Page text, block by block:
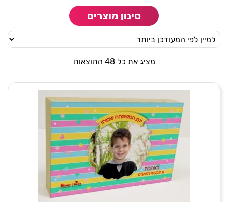
סינון מוצרים
מציג את כל 48 התוצאות